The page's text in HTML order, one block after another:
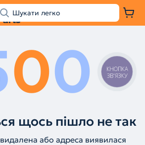
00
щось пішло не так
або адреса виявилася
КНОПКА
ЗВ'ЯЗКУ